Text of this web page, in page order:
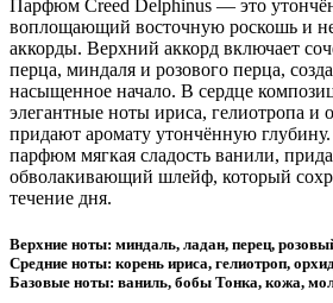
Парфюм Creed Delphinus — это
воплощающий восточную роскошь и
аккорды. Верхний аккорд включает
перца, миндаля и розового перца,
насыщенное начало. В сердце
элегантные ноты ириса, гелиотропа и
придают аромату утончённую глубину.
парфюм мягкая сладость ванили,
обволакивающий шлейф, который
течение дня.
Верхние ноты: миндаль, ладан, перец,
Средние ноты: корень ириса, гелиотроп,
Базовые ноты: ваниль, бобы Тонка, кожа,